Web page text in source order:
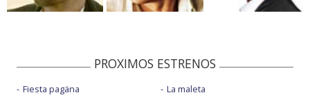
PROXIMOS ESTRENOS
Fiesta pagäna
La maleta